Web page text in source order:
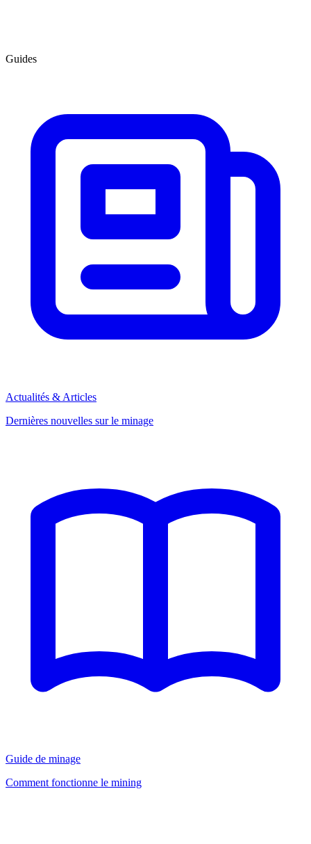
Guides
Actualités & Articles
Dernières nouvelles sur le minage
Guide de minage
Comment fonctionne le mining